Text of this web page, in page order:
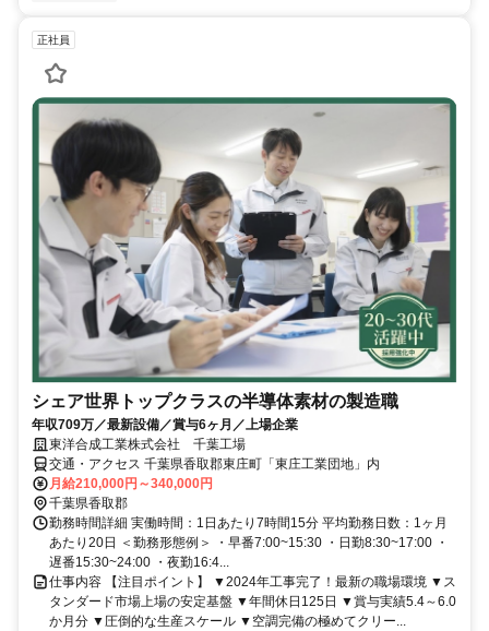
正社員
シェア世界トップクラスの半導体素材の製造職
年収709万／最新設備／賞与6ヶ月／上場企業
東洋合成工業株式会社 千葉工場
交通・アクセス 千葉県香取郡東庄町「東庄工業団地」内
月給210,000円～340,000円
千葉県香取郡
勤務時間詳細 実働時間：1日あたり7時間15分 平均勤務日数：1ヶ月
あたり20日 ＜勤務形態例＞ ・早番7:00~15:30 ・日勤8:30~17:00 ・
遅番15:30~24:00 ・夜勤16:4...
仕事内容 【注目ポイント】 ▼2024年工事完了！最新の職場環境 ▼ス
タンダード市場上場の安定基盤 ▼年間休日125日 ▼賞与実績5.4～6.0
か月分 ▼圧倒的な生産スケール ▼空調完備の極めてクリー...